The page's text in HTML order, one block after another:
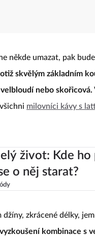
někde umazat, pak
skvělým základním
nebo skořicová.
milovníci kávy s
život: Kde ho
o něj starat?
zkrácené délky,
kombinace s